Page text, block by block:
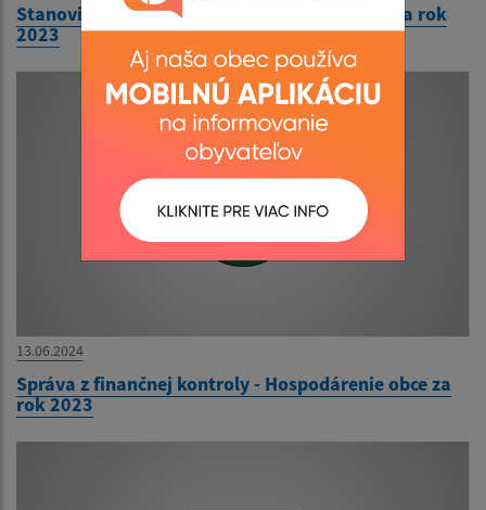
Stanovisko k návrhu záverečného účtu obce za rok
2023
13.06.2024
Správa z finančnej kontroly - Hospodárenie obce za
rok 2023